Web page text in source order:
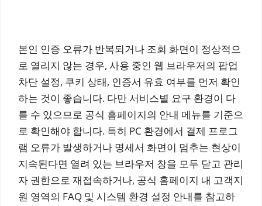
본인 인증 오류가 반복되거나 조회 화면이 정상적으
로 열리지 않는 경우, 사용 중인 웹 브라우저의 팝업
차단 설정, 쿠키 상태, 인증서 유효 여부를 먼저 확인
하는 것이 좋습니다. 다만 서비스별 요구 환경이 다
를 수 있으므로 공식 홈페이지의 안내 메뉴를 기준으
로 확인해야 합니다. 특히 PC 환경에서 결제 프로그
램 오류가 발생하거나 명세서 화면이 멈추는 현상이
지속된다면 열려 있는 브라우저 창을 모두 닫고 관리
자 권한으로 재접속하거나, 공식 홈페이지 내 고객지
원 영역의 FAQ 및 시스템 환경 설정 안내를 참고하